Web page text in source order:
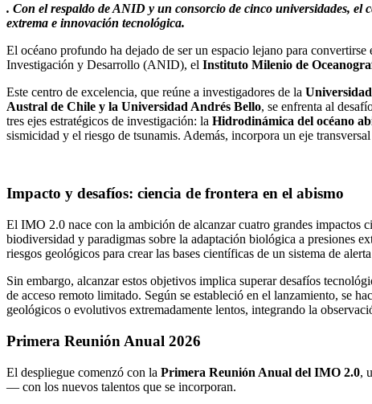
. Con el respaldo de ANID y un consorcio de cinco universidades, el
extrema e innovación tecnológica.
El océano profundo ha dejado de ser un espacio lejano para
Investigación y Desarrollo (ANID), el Instituto Milenio de
Este centro de excelencia, que reúne a investigadores de la
Austral de Chile y la Universidad Andrés Bello, se enfrenta al
tres ejes estratégicos de investigación: la Hidrodinámica del océano
sismicidad y el riesgo de tsunamis. Además, incorpora un eje
Impacto y desafíos: ciencia de frontera en el abismo
El IMO 2.0 nace con la ambición de alcanzar cuatro grandes impactos
biodiversidad y paradigmas sobre la adaptación biológica a presiones
riesgos geológicos para crear las bases científicas de un sistema de
Sin embargo, alcanzar estos objetivos implica superar desafíos
de acceso remoto limitado. Según se estableció en el lanzamiento, se
geológicos o evolutivos extremadamente lentos, integrando la
Primera Reunión Anual 2026
El despliegue comenzó con la Primera Reunión Anual del IMO 2.0,
— con los nuevos talentos que se incorporan.